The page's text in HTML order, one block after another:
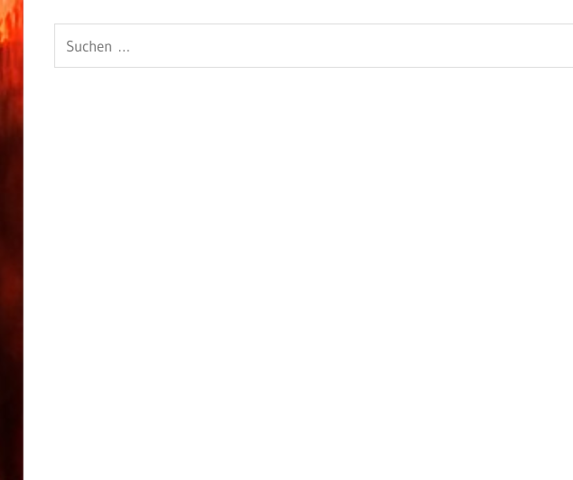
Suchen
nach: